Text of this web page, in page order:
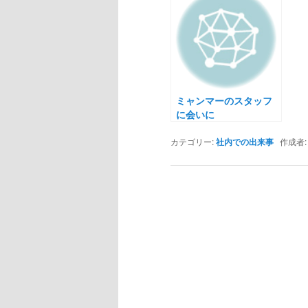
ミャンマーのスタッフ
に会いに
カテゴリー:社内での出来事 作成者: